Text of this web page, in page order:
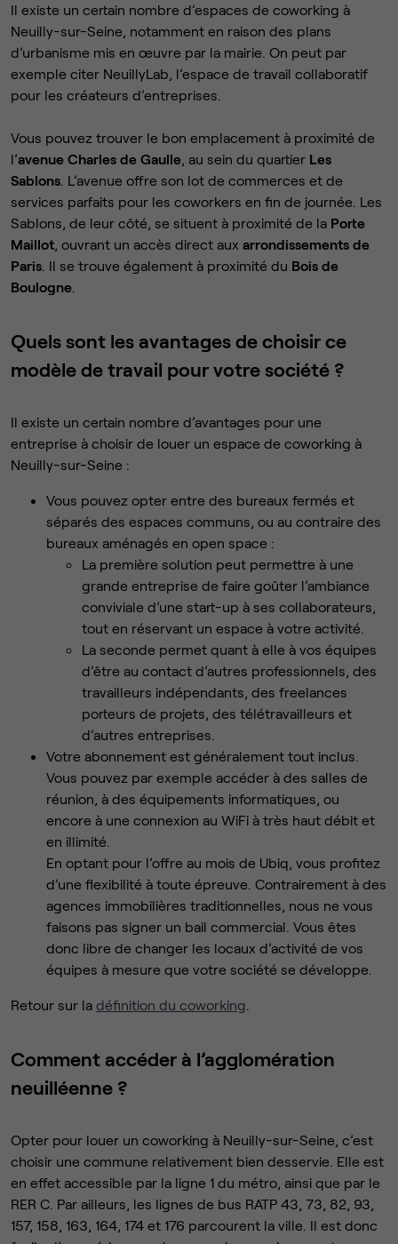
Il existe un certain nombre d’espaces de coworking à
Neuilly-sur-Seine, notamment en raison des plans
d’urbanisme mis en œuvre par la mairie. On peut par
exemple citer NeuillyLab, l’espace de travail collaboratif
pour les créateurs d’entreprises.
Vous pouvez trouver le bon emplacement à proximité de
l’avenue Charles de Gaulle, au sein du quartier Les
Sablons . L’avenue offre son lot de commerces et de
services parfaits pour les coworkers en fin de journée. Les
Sablons, de leur côté, se situent à proximité de la Porte
Maillot, ouvrant un accès direct aux arrondissements de
Paris . Il se trouve également à proximité du Bois de
Boulogne
Quels sont les avantages de choisir ce
modèle de travail pour votre société ?
Il existe un certain nombre d’avantages pour une
entreprise à choisir de louer un espace de coworking à
Neuilly-sur-Seine :
Vous pouvez opter entre des bureaux fermés et
séparés des espaces communs, ou au contraire des
bureaux aménagés en open space :
La première solution peut permettre à une
grande entreprise de faire goûter l’ambiance
conviviale d’une start-up à ses collaborateurs,
tout en réservant un espace à votre activité.
La seconde permet quant à elle à vos équipes
d’être au contact d’autres professionnels, des
travailleurs indépendants, des freelances
porteurs de projets, des télétravailleurs et
d’autres entreprises.
Votre abonnement est généralement tout inclus.
Vous pouvez par exemple accéder à des salles de
réunion, à des équipements informatiques, ou
encore à une connexion au WiFi à très haut débit et
en illimité.
En optant pour l’offre au mois de Ubiq, vous profitez
d’une flexibilité à toute épreuve. Contrairement à des
agences immobilières traditionnelles, nous ne vous
faisons pas signer un bail commercial. Vous êtes
donc libre de changer les locaux d’activité de vos
équipes à mesure que votre société se développe.
Retour sur la définition du coworking
Comment accéder à l’agglomération
neuilléenne ?
Opter pour louer un coworking à Neuilly-sur-Seine, c’est
choisir une commune relativement bien desservie. Elle est
en effet accessible par la ligne 1 du métro, ainsi que par le
RER C. Par ailleurs, les lignes de bus RATP 43, 73, 82, 93,
157, 158, 163, 164, 174 et 176 parcourent la ville. Il est donc